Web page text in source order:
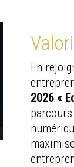
En
2026 «